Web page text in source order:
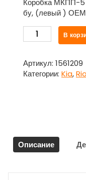
Коробка МКПП-5
бу, (левый ) ОЕМ
Количество
товара
ABS
задний
Kia
Rio
В
Артикул: 1561209
Категории: Kia,
Описание